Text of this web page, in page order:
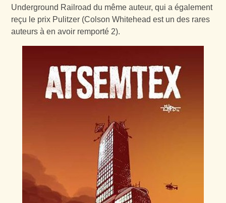
Underground Railroad du même auteur, qui a également
reçu le prix Pulitzer (Colson Whitehead est un des rares
auteurs à en avoir remporté 2).